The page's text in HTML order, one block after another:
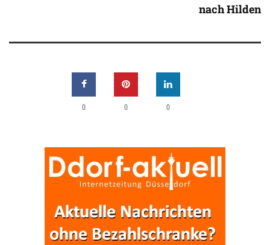
nach Hilden
0 0 0